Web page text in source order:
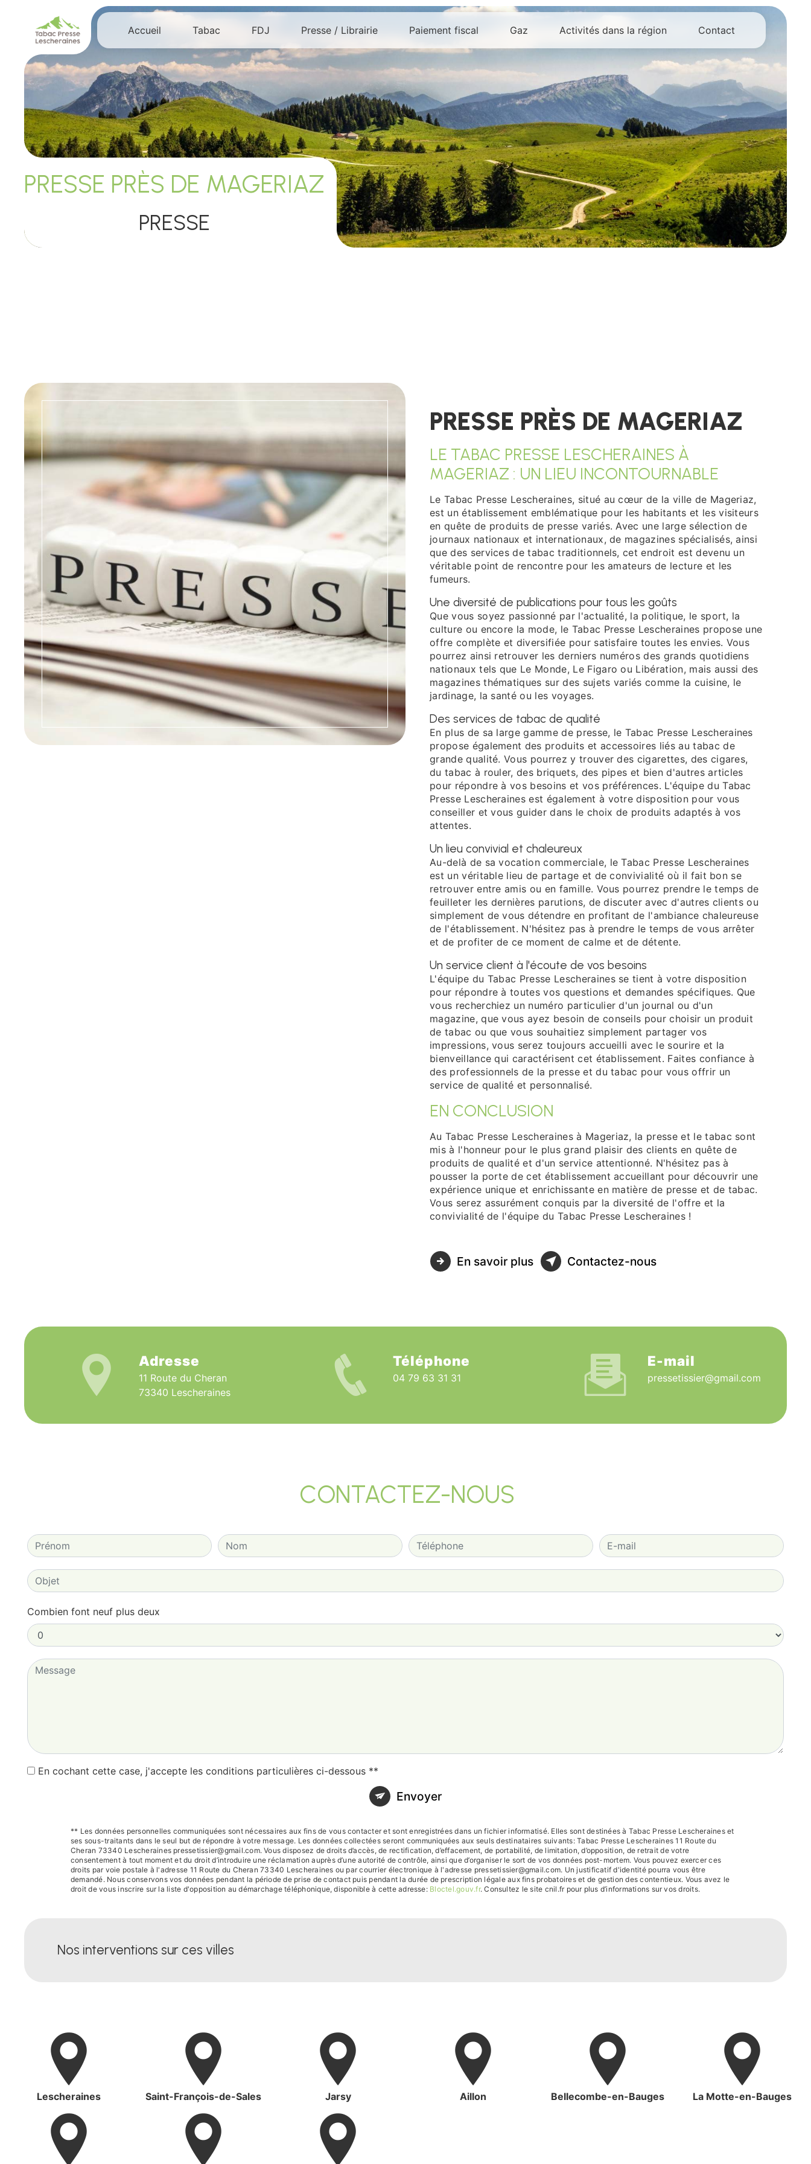
Accueil Tabac FDJ Presse / Librairie Paiement fiscal Gaz Activités dans la région Contact
PRESSE PRÈS DE MAGERIAZ
PRESSE
PRESSE PRÈS DE MAGERIAZ
LE TABAC PRESSE LESCHERAINES À
MAGERIAZ : UN LIEU INCONTOURNABLE
Le Tabac Presse Lescheraines, situé au cœur de la ville de Mageriaz,
est un établissement emblématique pour les habitants et les visiteurs
en quête de produits de presse variés. Avec une large sélection de
journaux nationaux et internationaux, de magazines spécialisés, ainsi
que des services de tabac traditionnels, cet endroit est devenu un
véritable point de rencontre pour les amateurs de lecture et les
fumeurs.
Une diversité de publications pour tous les goûts
Que vous soyez passionné par l'actualité, la politique, le sport, la
culture ou encore la mode, le Tabac Presse Lescheraines propose une
offre complète et diversifiée pour satisfaire toutes les envies. Vous
pourrez ainsi retrouver les derniers numéros des grands quotidiens
nationaux tels que Le Monde, Le Figaro ou Libération, mais aussi des
magazines thématiques sur des sujets variés comme la cuisine, le
jardinage, la santé ou les voyages.
Des services de tabac de qualité
En plus de sa large gamme de presse, le Tabac Presse Lescheraines
propose également des produits et accessoires liés au tabac de
grande qualité. Vous pourrez y trouver des cigarettes, des cigares,
du tabac à rouler, des briquets, des pipes et bien d'autres articles
pour répondre à vos besoins et vos préférences. L'équipe du Tabac
Presse Lescheraines est également à votre disposition pour vous
conseiller et vous guider dans le choix de produits adaptés à vos
attentes.
Un lieu convivial et chaleureux
Au-delà de sa vocation commerciale, le Tabac Presse Lescheraines
est un véritable lieu de partage et de convivialité où il fait bon se
retrouver entre amis ou en famille. Vous pourrez prendre le temps de
feuilleter les dernières parutions, de discuter avec d'autres clients ou
simplement de vous détendre en profitant de l'ambiance chaleureuse
de l'établissement. N'hésitez pas à prendre le temps de vous arrêter
et de profiter de ce moment de calme et de détente.
Un service client à l'écoute de vos besoins
L'équipe du Tabac Presse Lescheraines se tient à votre disposition
pour répondre à toutes vos questions et demandes spécifiques. Que
vous recherchiez un numéro particulier d'un journal ou d'un
magazine, que vous ayez besoin de conseils pour choisir un produit
de tabac ou que vous souhaitiez simplement partager vos
impressions, vous serez toujours accueilli avec le sourire et la
bienveillance qui caractérisent cet établissement. Faites confiance à
des professionnels de la presse et du tabac pour vous offrir un
service de qualité et personnalisé.
EN CONCLUSION
Au Tabac Presse Lescheraines à Mageriaz, la presse et le tabac sont
mis à l'honneur pour le plus grand plaisir des clients en quête de
produits de qualité et d'un service attentionné. N'hésitez pas à
pousser la porte de cet établissement accueillant pour découvrir une
expérience unique et enrichissante en matière de presse et de tabac.
Vous serez assurément conquis par la diversité de l'offre et la
convivialité de l'équipe du Tabac Presse Lescheraines !
En savoir plus Contactez-nous
Adresse
11 Route du Cheran
73340 Lescheraines
Téléphone
04 79 63 31 31
E-mail
pressetissier@gmail.com
CONTACTEZ-NOUS
Combien font neuf plus deux
En cochant cette case, j'accepte les conditions particulières ci-dessous **
Envoyer
** Les données personnelles communiquées sont nécessaires aux fins de vous contacter et sont enregistrées dans un fichier informatisé. Elles sont destinées à Tabac Presse Lescheraines et
ses sous-traitants dans le seul but de répondre à votre message. Les données collectées seront communiquées aux seuls destinataires suivants: Tabac Presse Lescheraines 11 Route du
Cheran 73340 Lescheraines pressetissier@gmail.com. Vous disposez de droits d’accès, de rectification, d’effacement, de portabilité, de limitation, d’opposition, de retrait de votre
consentement à tout moment et du droit d’introduire une réclamation auprès d’une autorité de contrôle, ainsi que d’organiser le sort de vos données post-mortem. Vous pouvez exercer ces
droits par voie postale à l'adresse 11 Route du Cheran 73340 Lescheraines ou par courrier électronique à l'adresse pressetissier@gmail.com. Un justificatif d'identité pourra vous être
demandé. Nous conservons vos données pendant la période de prise de contact puis pendant la durée de prescription légale aux fins probatoires et de gestion des contentieux. Vous avez le
droit de vous inscrire sur la liste d'opposition au démarchage téléphonique, disponible à cette adresse: Bloctel.gouv.fr. Consultez le site cnil.fr pour plus d’informations sur vos droits.
Nos interventions sur ces villes
Lescheraines Saint-François-de-Sales Jarsy Aillon Bellecombe-en-Bauges La Motte-en-Bauges
Panneau de gestion des cookies